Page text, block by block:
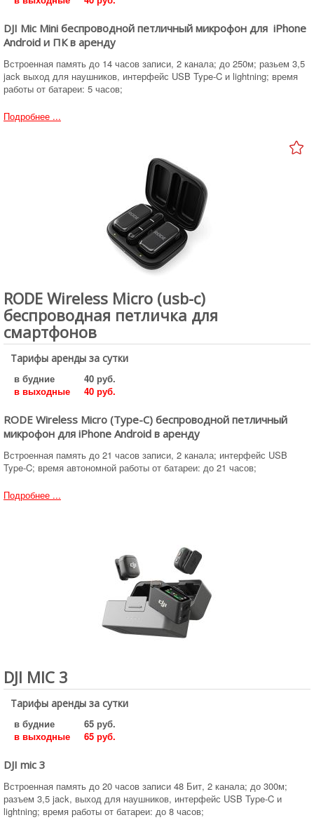
DJI Mic Mini беспроводной петличный микрофон для iPhone
Android и ПК в аренду
Встроенная память до 14 часов записи, 2 канала; до 250м; разьем 3,5
jack выход для наушников, интерфейс USB Type-C и lightning; время
работы от батареи: 5 часов;
Подробнее ...
RODE Wireless Micro (usb-c)
беспроводная петличка для
смартфонов
Тарифы аренды за сутки
в будние
40 руб.
в выходные
40 руб.
RODE Wireless Micro (Type-C) беспроводной петличный
микрофон для iPhone Android в аренду
Встроенная память до 21 часов записи, 2 канала; интерфейс USB
Type-C; время автономной работы от батареи: до 21 часов;
Подробнее ...
DJI MIC 3
Тарифы аренды за сутки
в будние
65 руб.
в выходные
65 руб.
DJI mic 3
Встроенная память до 20 часов записи 48 Бит, 2 канала; до 300м;
разъем 3,5 jack, выход для наушников, интерфейс USB Type-C и
lightning; время работы от батареи: до 8 часов;